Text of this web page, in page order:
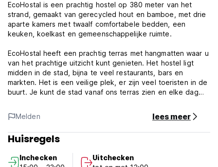
EcoHostal is een prachtig hostel op 380 meter van het
strand, gemaakt van gerecycled hout en bamboe, met drie
aparte kamers met twaalf comfortabele bedden, een
keuken, koelkast en gemeenschappelijke ruimte.
EcoHostal heeft een prachtig terras met hangmatten waar u
van het prachtige uitzicht kunt genieten. Het hostel ligt
midden in de stad, bijna te veel restaurants, bars en
markten. Het is een veilige plek, er zijn veel toeristen in de
buurt. Je kunt de stad vanaf ons terras zien en elke dag
is zo ontspannend. We hebben leuke restaurants beneden
die korting bieden voor gasten die in ons hostel verblijven.
Beleid en voorwaarden van EcoHostal:
Annuleringsvoorwaarden: 48 uur voor aankomst.
Melden lees meer
Huisregels
Inchecken
Uitchecken